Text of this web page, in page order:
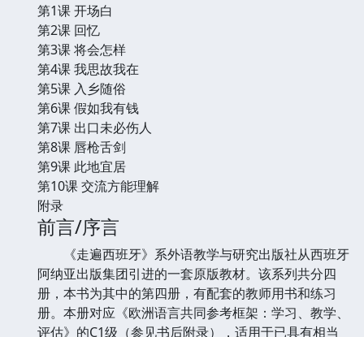
第1课 开场白
第2课 回忆
第3课 将会怎样
第4课 我思故我在
第5课 入乡随俗
第6课 假如我有钱
第7课 出口未必伤人
第8课 唇枪舌剑
第9课 此地宜居
第10课 交流方能理解
附录
前言/序言
《走遍西班牙》系外语教学与研究出版社从西班牙
阿纳亚出版集团引进的一套原版教材。该系列共分四
册，本书为其中的第四册，有配套的教师用书和练习
册。本册对应《欧洲语言共同参考框架：学习、教学、
评估》的C1级（参见书后附录），适用于已具有相当